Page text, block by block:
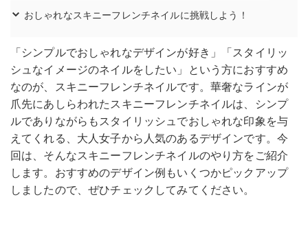
おしゃれなスキニーフレンチネイルに挑戦しよう！
「シンプルでおしゃれなデザインが好き」「スタイリッ
シュなイメージのネイルをしたい」という方におすすめ
なのが、スキニーフレンチネイルです。華奢なラインが
爪先にあしらわれたスキニーフレンチネイルは、シンプ
ルでありながらもスタイリッシュでおしゃれな印象を与
えてくれる、大人女子から人気のあるデザインです。今
回は、そんなスキニーフレンチネイルのやり方をご紹介
します。おすすめのデザイン例もいくつかピックアップ
しましたので、ぜひチェックしてみてください。